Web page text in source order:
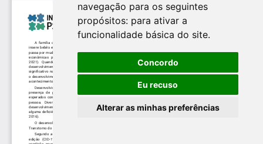
navegação para os seguintes
propósitos: para ativar a
funcionalidade básica do site.
Concordo
Eu recuso
Alterar as minhas preferências